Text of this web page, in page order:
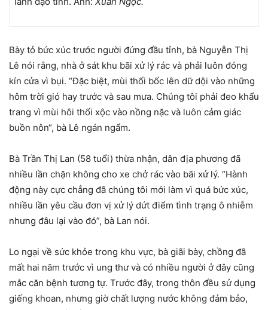
Bày tỏ bức xúc trước người đứng đầu tỉnh, bà Nguyễn Thị
Lê nói rằng, nhà ở sát khu bãi xử lý rác và phải luôn đóng
kín cửa vì bụi. “Đặc biệt, mùi thối bốc lên dữ dội vào những
hôm trời gió hay trước và sau mưa. Chúng tôi phải đeo khẩu
trang vì mùi hôi thối xộc vào nồng nặc và luôn cảm giác
buồn nôn“, bà Lê ngán ngẩm.
Bà Trần Thị Lan (58 tuổi) thừa nhận, dân địa phương đã
nhiều lần chặn không cho xe chở rác vào bãi xử lý. “Hành
động này cực chẳng đã chúng tôi mới làm vì quá bức xúc,
nhiều lần yêu cầu đơn vị xử lý dứt điểm tình trạng ô nhiễm
nhưng đâu lại vào đó”, bà Lan nói.
Lo ngại về sức khỏe trong khu vực, bà giãi bày, chồng đã
mất hai năm trước vì ung thư và có nhiều người ở đây cũng
mắc căn bệnh tương tự. Trước đây, trong thôn đều sử dụng
giếng khoan, nhưng giờ chất lượng nước không đảm bảo,